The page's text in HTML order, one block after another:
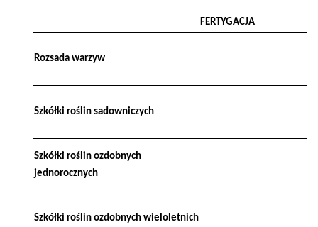
FERTYGACJA
Rozsada warzyw
Szkółki roślin sadowniczych
Szkółki roślin ozdobnych
jednorocznych
Szkółki roślin ozdobnych wieloletnich